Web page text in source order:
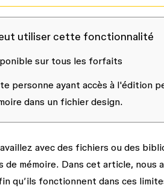
utiliser cette fonctionnalité
sur tous les forfaits
personne ayant accès à l'édition
dans un fichier design.
avec des fichiers ou des
de mémoire. Dans cet article,
qu’ils fonctionnent dans ces